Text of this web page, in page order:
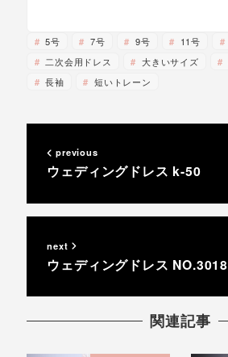
5号 7号 9号 11号
二次会用ドレス
大きいサイズ
長袖
短いトレーン
previous
ウェディングドレス k-50
next
ウェディングドレス NO.3018
関連記事